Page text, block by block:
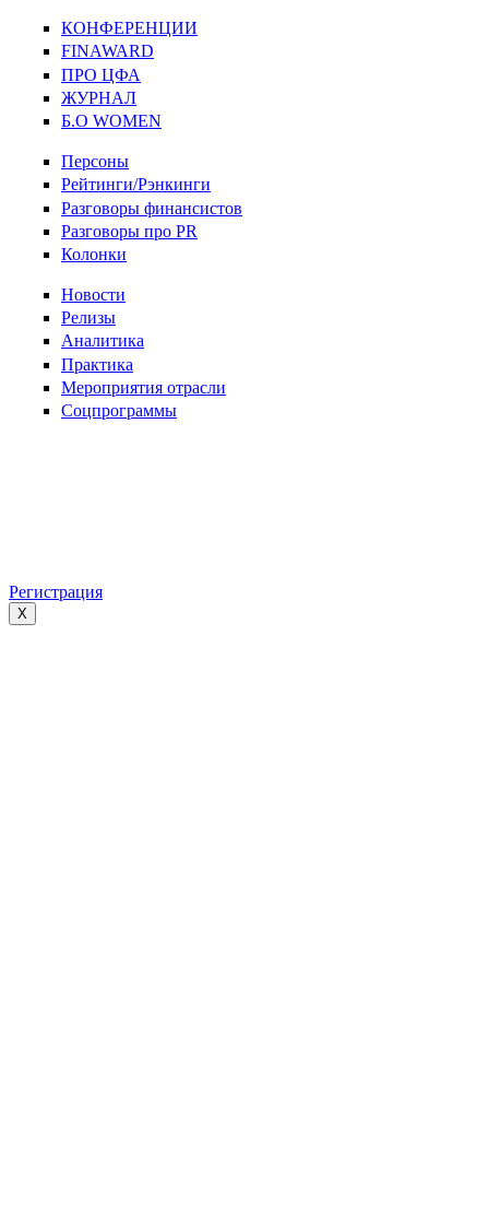
КОНФЕРЕНЦИИ
FINAWARD
ПРО ЦФА
ЖУРНАЛ
Б.О WOMEN
Персоны
Рейтинги/Рэнкинги
Разговоры финансистов
Разговоры про PR
Колонки
Новости
Релизы
Аналитика
Практика
Мероприятия отрасли
Соцпрограммы
Регистрация
X